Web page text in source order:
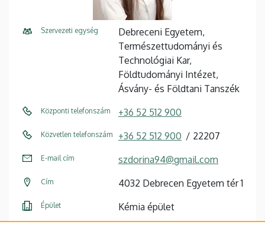
Szervezeti egység
Debreceni Egyetem,
Természettudományi és
Technológiai Kar,
Földtudományi Intézet,
Ásvány- és Földtani Tanszék
Központi telefonszám +36 52 512 900
Közvetlen telefonszám +36 52 512 900 22207
E-mail cím szdorina94@gmail.com
Cím 4032 Debrecen Egyetem tér 1
Épület Kémia épület